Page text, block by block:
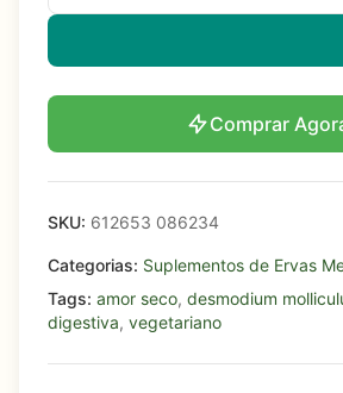
Comprar
SKU: 612653 086234
Categorias: Suplementos de Ervas
Tags: amor seco, desmodium
digestiva, vegetariano